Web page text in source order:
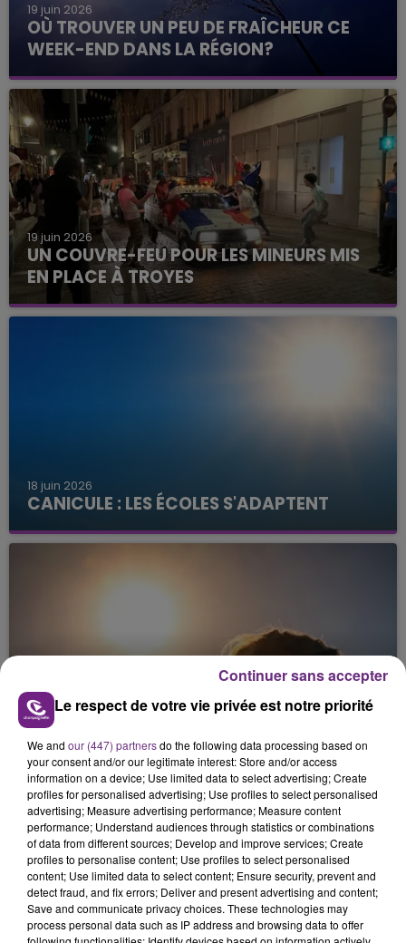
19 juin 2026
OÙ TROUVER UN PEU DE FRAÎCHEUR CE
WEEK-END DANS LA RÉGION?
19 juin 2026
UN COUVRE-FEU POUR LES MINEURS MIS
EN PLACE À TROYES
18 juin 2026
CANICULE : LES ÉCOLES S'ADAPTENT
18 juin 2026
CANICULE : DE NOMBREUX ÉVÈNEMENTS
ANNULÉS DANS LA RÉGION
17 juin 2026
VIOLENCES CONJUGALES : LA BANQUE
Le respect de votre vie privée est notre priorité
We and our (447) partnersdo the following data processing based on
your consent and/or our legitimate interest: Store and/or access
information on a device; Use limited data to select advertising; Create
profiles for personalised advertising; Use profiles to select personalised
advertising; Measure advertising performance; Measure content
performance; Understand audiences through statistics or combinations
of data from different sources; Develop and improve services; Create
profiles to personalise content; Use profiles to select personalised
content; Use limited data to select content; Ensure security, prevent and
detect fraud, and fix errors; Deliver and present advertising and content;
Save and communicate privacy choices. These technologies may
process personal data such as IP address and browsing data to offer
Continuer sans accepter